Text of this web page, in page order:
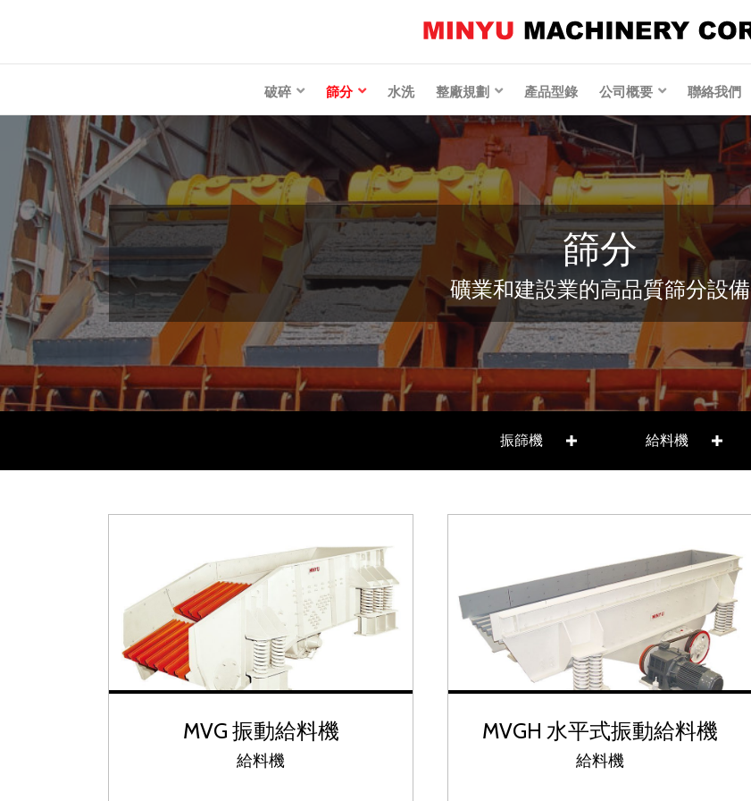
破碎 篩分 水洗 整廠規劃 產品型錄 公司概要 聯絡我們
篩分
礦業和建設業的高品質篩分設備
振篩機 給料機
MVG 振動給料機
給料機
MVGH 水平式振動給料機
給料機